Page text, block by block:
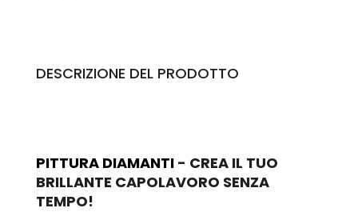
DESCRIZIONE DEL PRODOTTO
PITTURA DIAMANTI - CREA IL TUO
BRILLANTE CAPOLAVORO SENZA
TEMPO!